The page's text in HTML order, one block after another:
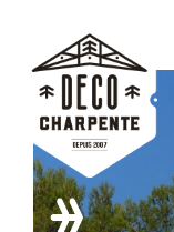
contenu